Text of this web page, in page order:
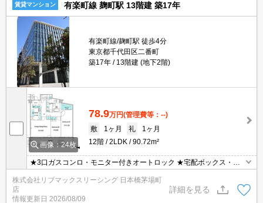
賃貸マンション 有楽町線 麹町駅 13階建 築17年
有楽町線/麹町駅 徒歩4分
東京都千代田区二番町
築17年
13階建 (地下2階)
画像：24枚
78.9万円(管理費等：--)
敷
1ヶ月 礼
1ヶ月
12階
2LDK 90.72m²
★3口ガスコンロ・モニター付きオートロック ★宅配ボックス・浴
室乾燥機・温水洗浄便座 ★初期費用クレジットカード決済可能で
す！お気軽にお問合せ下さい。
株式会社リブマックスリーシング 日本橋茅場町
店
情報更新日 2026/08/09
詳細を見る